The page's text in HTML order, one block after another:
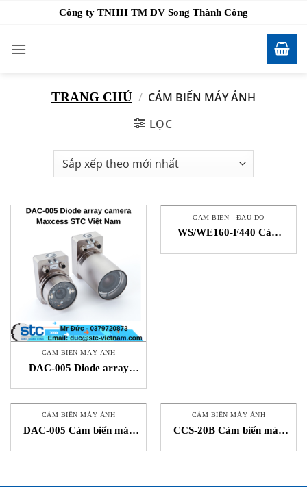
nội
dung
Công ty TNHH TM DV Song Thành Công
TRANG CHỦ / CẢM BIẾN MÁY ẢNH
LỌC
CẢM BIẾN MÁY ẢNH
DAC-005 Diode array
CẢM BIẾN - ĐẦU DÒ
WS/WE160-F440 Cảm
CẢM BIẾN MÁY ẢNH
DAC-005 Cảm biến máy
CẢM BIẾN MÁY ẢNH
CCS-20B Cảm biến máy